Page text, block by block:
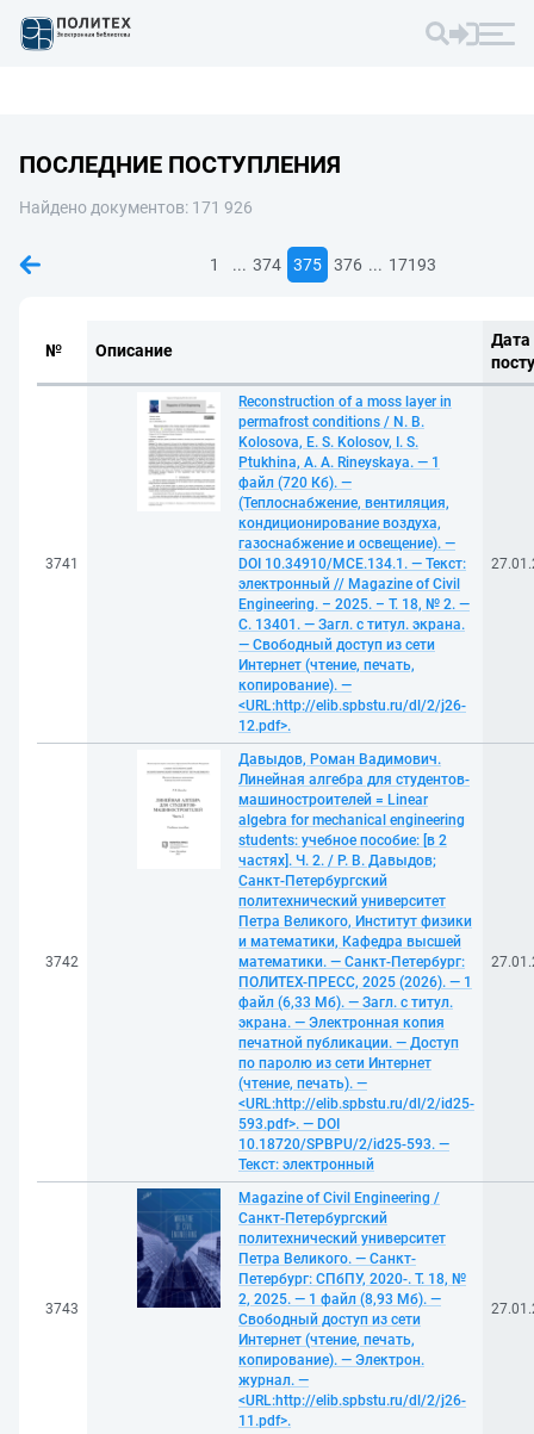
ПОСЛЕДНИЕ ПОСТУПЛЕНИЯ
Найдено документов: 171 926
1 ... 374 375 376 ... 17193
№ Описание
Дата
3741
Reconstruction of a moss layer in
permafrost conditions / N. B.
Kolosova, E. S. Kolosov, I. S.
Ptukhina, A. A. Rineyskaya. — 1
файл (720 Кб). —
(Теплоснабжение, вентиляция,
кондиционирование воздуха,
газоснабжение и освещение). —
DOI 10.34910/MCE.134.1. — Текст:
электронный // Magazine of Civil
Engineering. – 2025. – Т. 18, № 2. —
С. 13401. — Загл. с титул. экрана.
— Свободный доступ из сети
Интернет (чтение, печать,
копирование). —
<URL:http://elib.spbstu.ru/dl/2/j26-
12.pdf>.
3742
Давыдов, Роман Вадимович.
Линейная алгебра для студентов-
машиностроителей = Linear
algebra for mechanical engineering
students: учебное пособие: [в 2
частях]. Ч. 2. / Р. В. Давыдов;
Санкт-Петербургский
политехнический университет
Петра Великого, Институт физики
и математики, Кафедра высшей
математики. — Санкт-Петербург:
ПОЛИТЕХ-ПРЕСС, 2025 (2026). — 1
файл (6,33 Мб). — Загл. с титул.
экрана. — Электронная копия
печатной публикации. — Доступ
по паролю из сети Интернет
(чтение, печать). —
<URL:http://elib.spbstu.ru/dl/2/id25-
593.pdf>. — DOI
10.18720/SPBPU/2/id25-593. —
Текст: электронный
3743
Magazine of Civil Engineering /
Санкт-Петербургский
политехнический университет
Петра Великого. — Санкт-
Петербург: СПбПУ, 2020-. Т. 18, №
2, 2025. — 1 файл (8,93 Мб). —
Свободный доступ из сети
Интернет (чтение, печать,
копирование). — Электрон.
журнал. —
<URL:http://elib.spbstu.ru/dl/2/j26-
11.pdf>.